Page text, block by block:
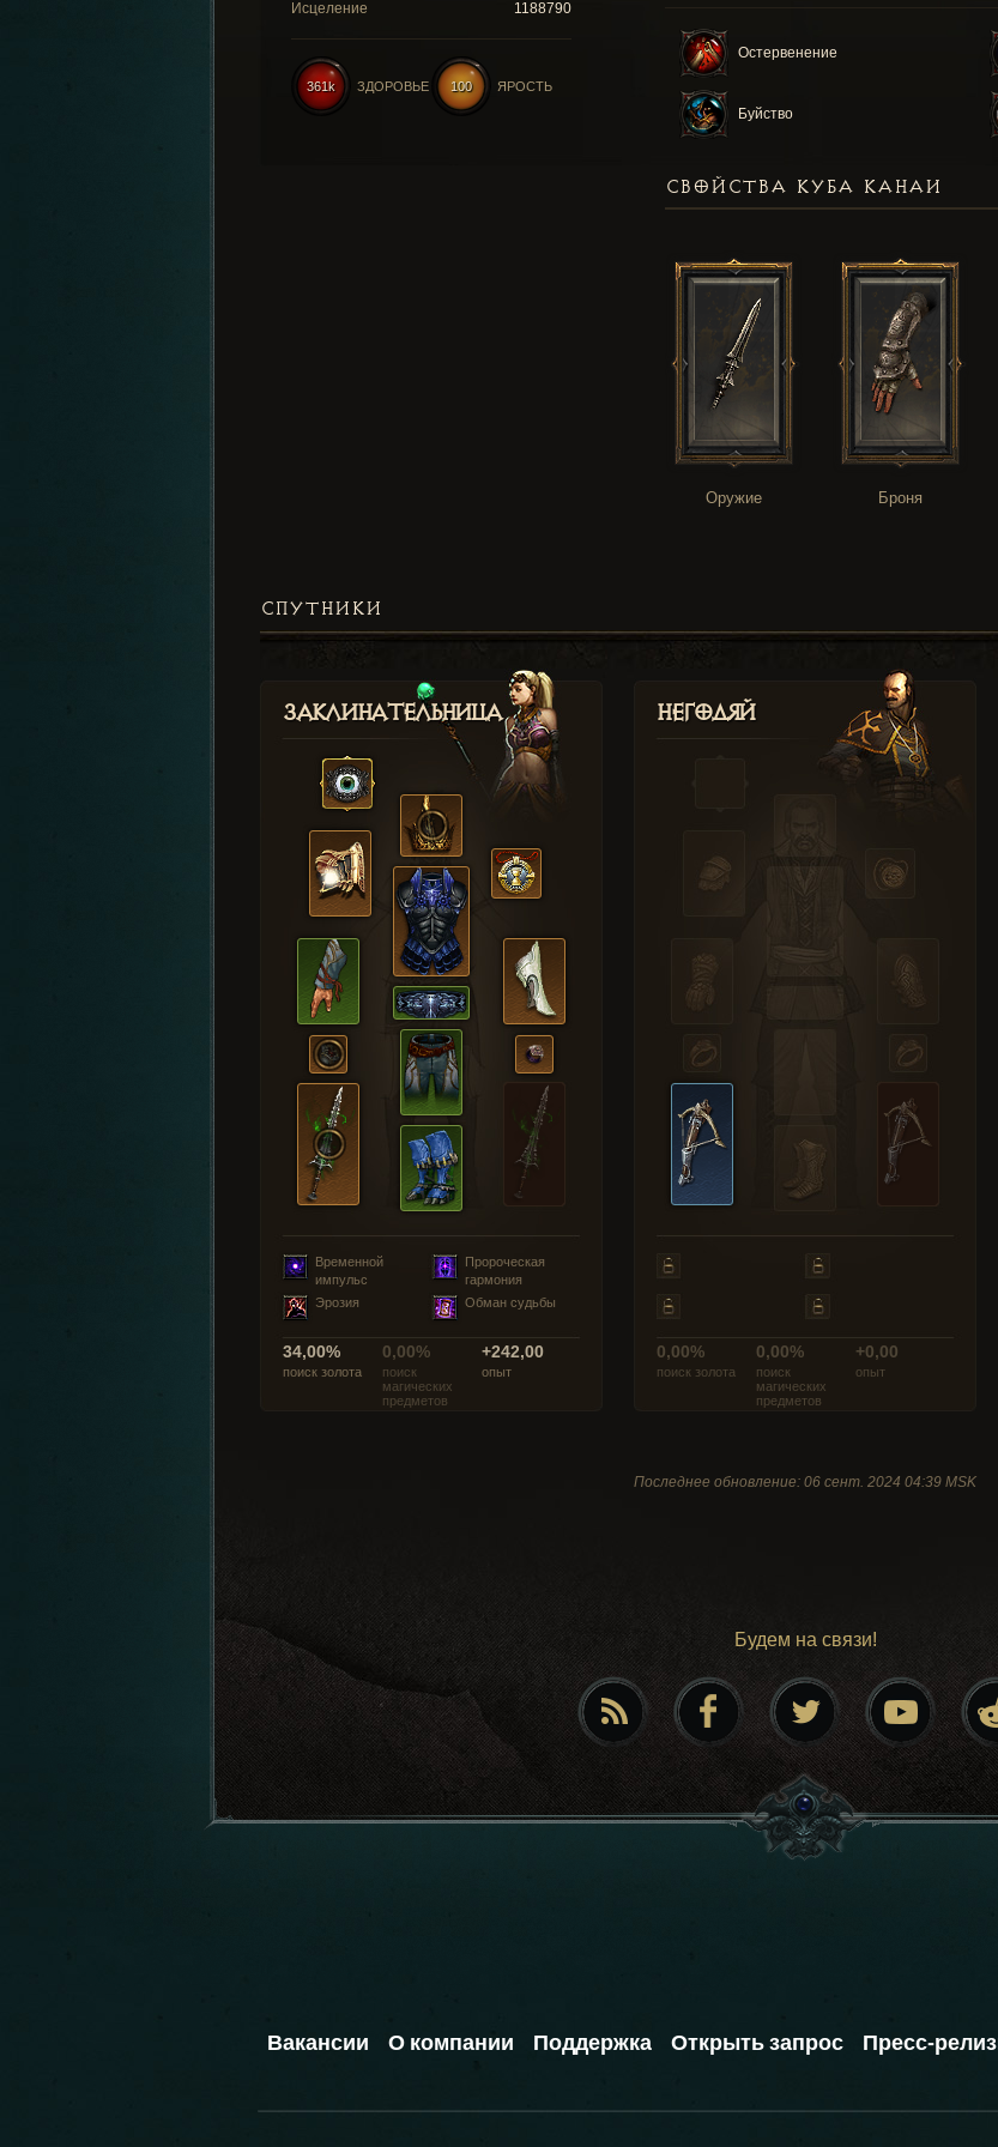
Остервенение
Буйство
Исцеление 1188790
100 ЯРОСТЬ
361k ЗДОРОВЬЕ
СВОЙСТВА КУБА КАНАИ
Оружие Броня
СПУТНИКИ
Заклинательница
Временной
импульс
Пророческая
гармония
Эрозия
Обман судьбы
34,00%
поиск золота
0,00%
поиск
магических
предметов
+242,00
опыт
Негодяй
0,00%
поиск золота
0,00%
поиск
магических
предметов
+0,00
опыт
Последнее обновление: 06 сент. 2024 04:39 MSK
Будем на связи!